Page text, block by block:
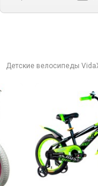
Детские велосипеды